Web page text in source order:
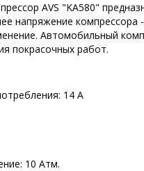
AVS "KA580"
напряжение
Автомобильный
покрасочных работ.
14 А
10 Атм.